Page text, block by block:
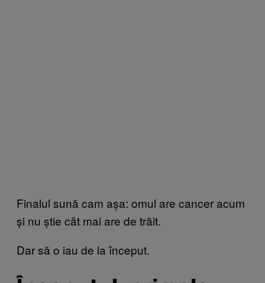
Finalul sună cam așa: omul are cancer acum
și nu știe cât mai are de trăit.
Dar să o iau de la început.